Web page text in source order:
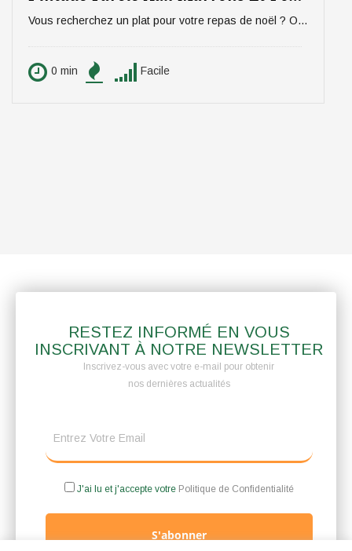
Vous recherchez un plat pour votre repas de noël ? On vous propose un plat qui épatera vos invités, digne d'un repas de fête ! La pintade farcie aux marrons et pommes, sauce aux morilles. Pour 6 personnes.
0 min Facile
RESTEZ INFORMÉ EN VOUS
INSCRIVANT À NOTRE NEWSLETTER
Inscrivez-vous avec votre e-mail pour obtenir
nos dernières actualités
J'ai lu et j'accepte votre Politique de Confidentialité
S'abonner